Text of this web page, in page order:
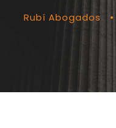
Rubí Abogados •